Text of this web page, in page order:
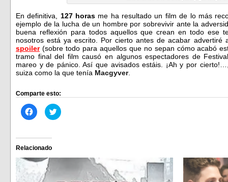
En definitiva, 127 horas me ha resultado un film de lo más
ejemplo de la lucha de un hombre por sobrevivir ante la
buena reflexión para todos aquellos que crean en todo ese
nosotros está ya escrito. Por cierto antes de acabar
spoiler (sobre todo para aquellos que no sepan cómo acabó
tramo final del film causó en algunos espectadores de
mareo y de pánico. Así que avisados estáis. ¡Ah y por
suiza como la que tenía Macgyver.
Comparte esto:
Haz
clic
Facebook
(Se
abre
en
una
ventana
nueva)
Haz
clic
en
ventana
nueva)
Relacionado